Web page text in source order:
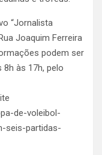
“Jornalista
Joaquim Ferreira
podem ser
às 17h, pelo
de-voleibol-
seis-partidas-